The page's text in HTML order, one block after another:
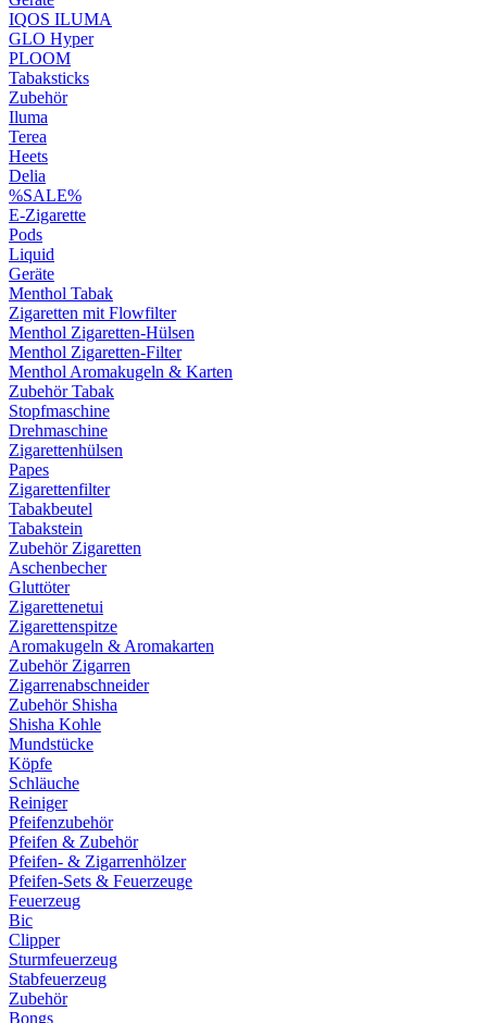
IQOS ILUMA
GLO Hyper
PLOOM
Tabaksticks
Zubehör
Iluma
Terea
Heets
Delia
%SALE%
E-Zigarette
Pods
Liquid
Geräte
Menthol Tabak
Zigaretten mit Flowfilter
Menthol Zigaretten-Hülsen
Menthol Zigaretten-Filter
Menthol Aromakugeln & Karten
Zubehör Tabak
Stopfmaschine
Drehmaschine
Zigarettenhülsen
Papes
Zigarettenfilter
Tabakbeutel
Tabakstein
Zubehör Zigaretten
Aschenbecher
Gluttöter
Zigarettenetui
Zigarettenspitze
Aromakugeln & Aromakarten
Zubehör Zigarren
Zigarrenabschneider
Zubehör Shisha
Shisha Kohle
Mundstücke
Köpfe
Schläuche
Reiniger
Pfeifenzubehör
Pfeifen & Zubehör
Pfeifen- & Zigarrenhölzer
Pfeifen-Sets & Feuerzeuge
Feuerzeug
Bic
Clipper
Sturmfeuerzeug
Stabfeuerzeug
Zubehör
Bongs